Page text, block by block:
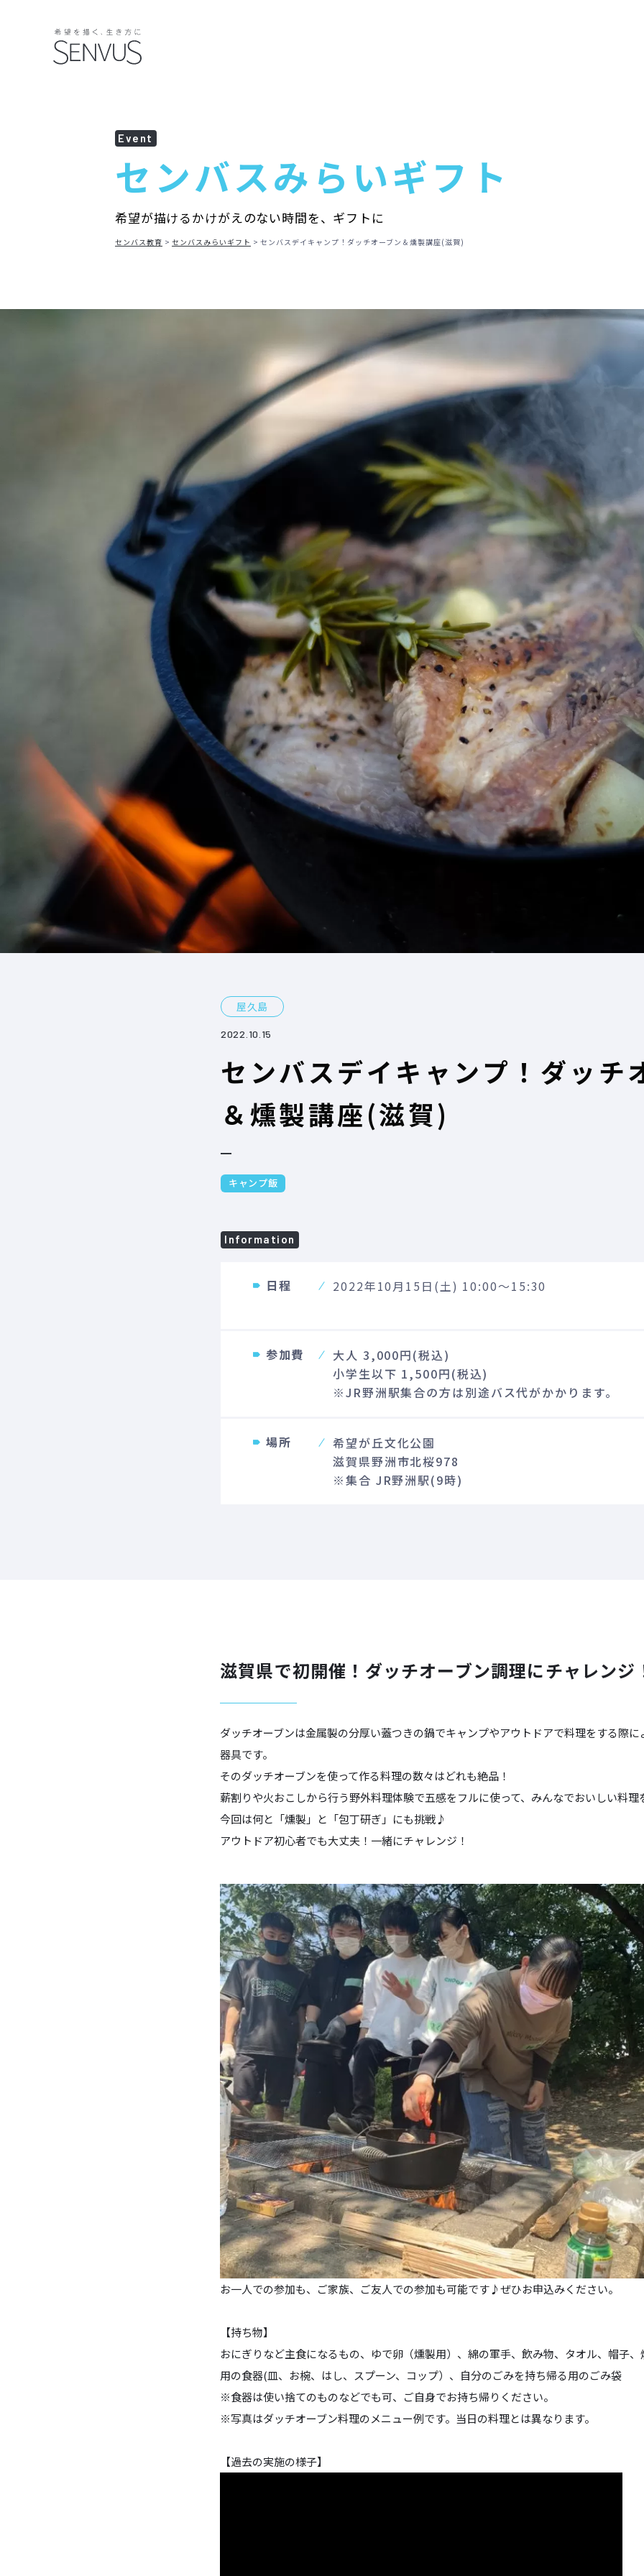
Event
センバスみらいギフト
希望が描けるかけがえのない時間を、ギフトに
センバス教育 センバスみらいギフト センバスデイキャンプ！ダッチオーブン＆燻製講座(滋賀)
屋久島
2022.10.15
センバスデイキャンプ！ダッチ
＆燻製講座(滋賀)
キャンプ飯
Information
日程 2022年10月15日(土) 10:00～15:30
参加費
大人 3,000円(税込)
小学生以下 1,500円(税込)
※JR野洲駅集合の方は別途バス代がかかります。
場所
希望が丘文化公園
滋賀県野洲市北桜978
※集合 JR野洲駅(9時)
滋賀県で初開催！ダッチオーブン調理にチャレンジ
ダッチオーブンは金属製の分厚い蓋つきの鍋でキャンプやアウトドアで料理をする際
器具です。
そのダッチオーブンを使って作る料理の数々はどれも絶品！
薪割りや火おこしから行う野外料理体験で五感をフルに使って、みんなでおいしい料理
今回は何と「燻製」と「包丁研ぎ」にも挑戦♪
アウトドア初心者でも大丈夫！一緒にチャレンジ！
お一人での参加も、ご家族、ご友人での参加も可能です♪ぜひお申込みください。
【持ち物】
おにぎりなど主食になるもの、ゆで卵（燻製用）、綿の軍手、飲み物、タオル、帽子
用の食器(皿、お椀、はし、スプーン、コップ）、自分のごみを持ち帰る用のごみ袋
※食器は使い捨てのものなどでも可、ご自身でお持ち帰りください。
※写真はダッチオーブン料理のメニュー例です。当日の料理とは異なります。
【過去の実施の様子】